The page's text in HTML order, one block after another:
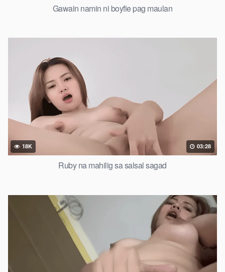
Gawain namin ni boyfie pag maulan
18K 03:28
Ruby na mahilig sa salsal sagad